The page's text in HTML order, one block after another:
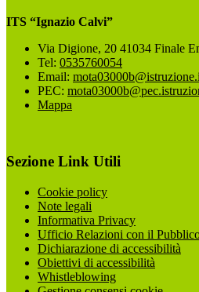
ITS “Ignazio Calvi”
Via Digione, 20 41034 Finale
Tel: 0535760054
Email:
PEC:
Mappa
Sezione Link Utili
Cookie policy
Note legali
Informativa Privacy
Ufficio Relazioni con il
Dichiarazione di accessibilità
Obiettivi di accessibilità
Whistleblowing